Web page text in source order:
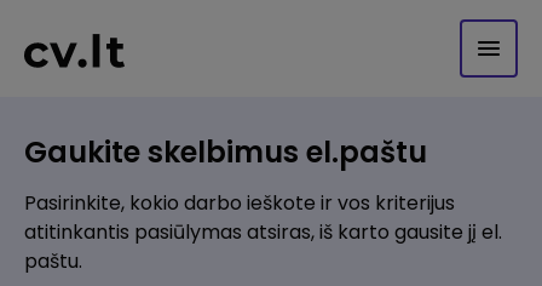
Gaukite skelbimus el.paštu
Pasirinkite, kokio darbo ieškote ir vos kriterijus
atitinkantis pasiūlymas atsiras, iš karto gausite jį el.
paštu.